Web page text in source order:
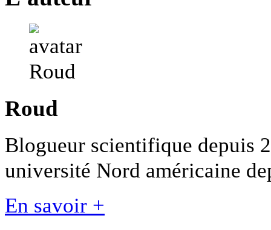
Roud
Blogueur scientifique depuis
université Nord américaine
En savoir +